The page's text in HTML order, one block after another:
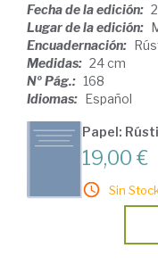
Fecha de la edición:
Lugar de la edición:
Encuadernación:
Medidas: 24 cm
Nº Pág.: 168
Idiomas: Español
Papel:
19,00 €
Sin